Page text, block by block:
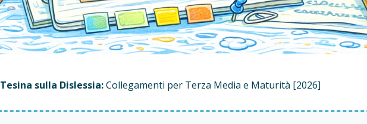
Tesina sulla Dislessia:Collegamenti per Terza Media e Maturità [2026]